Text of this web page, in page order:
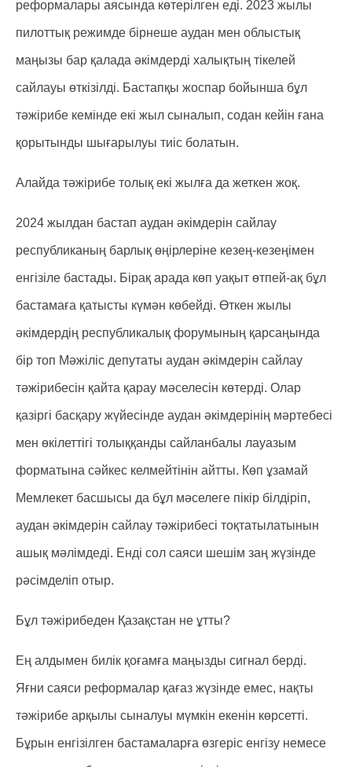
реформалары аясында көтерілген еді. 2023 жылы
пилоттық режимде бірнеше аудан мен облыстық
маңызы бар қалада әкімдерді халықтың тікелей
сайлауы өткізілді. Бастапқы жоспар бойынша бұл
тәжірибе кемінде екі жыл сыналып, содан кейін ғана
қорытынды шығарылуы тиіс болатын.
Алайда тәжірибе толық екі жылға да жеткен жоқ.
2024 жылдан бастап аудан әкімдерін сайлау
республиканың барлық өңірлеріне кезең-кезеңімен
енгізіле бастады. Бірақ арада көп уақыт өтпей-ақ бұл
бастамаға қатысты күмән көбейді. Өткен жылы
әкімдердің республикалық форумының қарсаңында
бір топ Мәжіліс депутаты аудан әкімдерін сайлау
тәжірибесін қайта қарау мәселесін көтерді. Олар
қазіргі басқару жүйесінде аудан әкімдерінің мәртебесі
мен өкілеттігі толыққанды сайланбалы лауазым
форматына сәйкес келмейтінін айтты. Көп ұзамай
Мемлекет басшысы да бұл мәселеге пікір білдіріп,
аудан әкімдерін сайлау тәжірибесі тоқтатылатынын
ашық мәлімдеді. Енді сол саяси шешім заң жүзінде
рәсімделіп отыр.
Бұл тәжірибеден Қазақстан не ұтты?
Ең алдымен билік қоғамға маңызды сигнал берді.
Яғни саяси реформалар қағаз жүзінде емес, нақты
тәжірибе арқылы сыналуы мүмкін екенін көрсетті.
Бұрын енгізілген бастамаларға өзгеріс енгізу немесе